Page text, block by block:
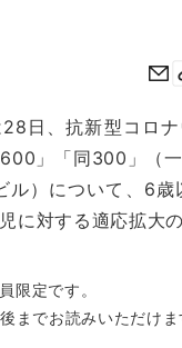
日、抗新型コロナ
」「同300」（
ル）について、6歳
に対する適応拡大
限定です。
までお読みいただけま